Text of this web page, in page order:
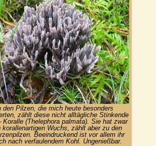
den Pilzen, die mich heute besonders
zählt diese nicht alltägliche Stinkende
Koralle (Thelephora palmata). Sie hat zwar
korallenartigen Wuchs, zählt aber zu den
Beeindruckend ist vor allem ihr
nach verfaulendem Kohl. Ungenießbar.